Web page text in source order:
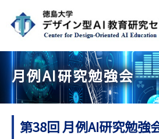
月例AI研究勉強会
第38回 月例AI研究勉強